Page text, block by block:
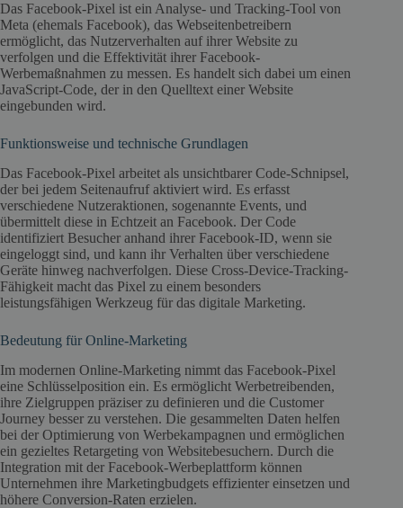
Das Facebook-Pixel ist ein Analyse- und Tracking-Tool von
Meta (ehemals Facebook), das Webseitenbetreibern
ermöglicht, das Nutzerverhalten auf ihrer Website zu
verfolgen und die Effektivität ihrer Facebook-
Werbemaßnahmen zu messen. Es handelt sich dabei um einen
JavaScript-Code, der in den Quelltext einer Website
eingebunden wird.
Funktionsweise und technische Grundlagen
Das Facebook-Pixel arbeitet als unsichtbarer Code-Schnipsel,
der bei jedem Seitenaufruf aktiviert wird. Es erfasst
verschiedene Nutzeraktionen, sogenannte Events, und
übermittelt diese in Echtzeit an Facebook. Der Code
identifiziert Besucher anhand ihrer Facebook-ID, wenn sie
eingeloggt sind, und kann ihr Verhalten über verschiedene
Geräte hinweg nachverfolgen. Diese Cross-Device-Tracking-
Fähigkeit macht das Pixel zu einem besonders
leistungsfähigen Werkzeug für das digitale Marketing.
Bedeutung für Online-Marketing
Im modernen Online-Marketing nimmt das Facebook-Pixel
eine Schlüsselposition ein. Es ermöglicht Werbetreibenden,
ihre Zielgruppen präziser zu definieren und die Customer
Journey besser zu verstehen. Die gesammelten Daten helfen
bei der Optimierung von Werbekampagnen und ermöglichen
ein gezieltes Retargeting von Websitebesuchern. Durch die
Integration mit der Facebook-Werbeplattform können
Unternehmen ihre Marketingbudgets effizienter einsetzen und
höhere Conversion-Raten erzielen.